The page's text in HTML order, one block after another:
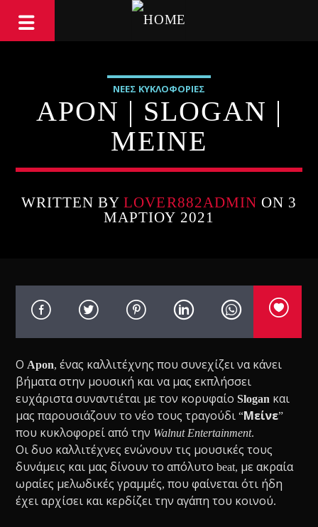
ΝΕΕΣ ΚΥΚΛΟΦΟΡΙΕΣ
APON | SLOGAN |
ΜΕΙΝΕ
WRITTEN BYLOVER882ADMIN ON 3
ΜΑΡΤΊΟΥ 2021
Ο Apon, ένας καλλιτέχνης που συνεχίζει να κάνει
βήματα στην μουσική και να μας εκπλήσσει
ευχάριστα συναντιέται με τον κορυφαίοSlogan και
μας παρουσιάζουν το νέο τους τραγούδι “Μείνε”
που κυκλοφορεί από την Walnut Entertainment.
Οι δυο καλλιτέχνες ενώνουν τις μουσικές τους
δυνάμεις και μας δίνουν το απόλυτο beat, με ακραία
ωραίες μελωδικές γραμμές, που φαίνεται ότι ήδη
έχει αρχίσει και κερδίζει την αγάπη του κοινού.